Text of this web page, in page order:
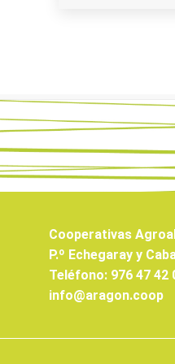
Cooperativas
P.º Echegaray y
Teléfono: 976 47 42
info@aragon.coop